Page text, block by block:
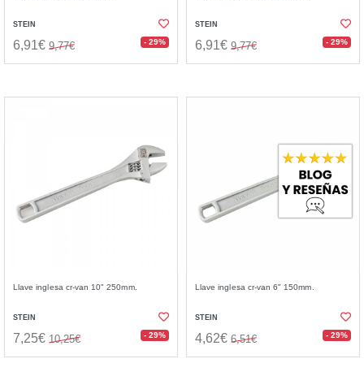
STEIN
6,91€ 9,77€ - 29%
STEIN
6,91€ 9,77€ - 29%
Llave inglesa cr-van 10" 250mm.
STEIN
7,25€ 10,25€ - 29%
Llave inglesa cr-van 6" 150mm.
STEIN
4,62€ 6,51€ - 29%